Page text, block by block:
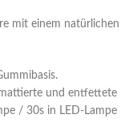
mit einem natürlichen
und entfettete
/ 30s in LED-Lampe